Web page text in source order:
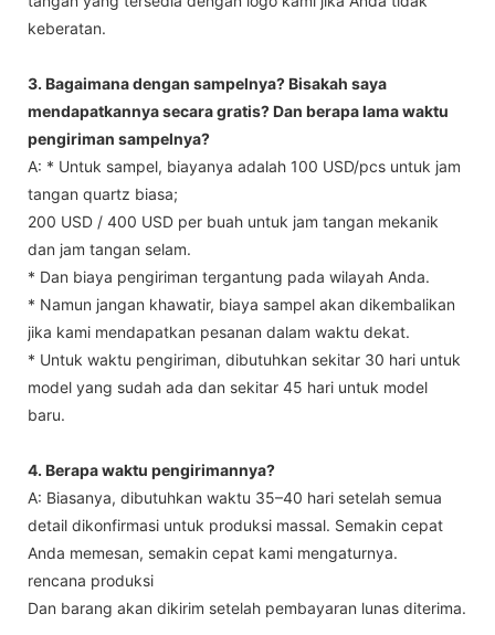
keberatan.
3. Bagaimana dengan sampelnya? Bisakah saya
mendapatkannya secara gratis? Dan berapa lama waktu
pengiriman sampelnya?
A: * Untuk sampel, biayanya adalah 100 USD/pcs untuk jam
tangan quartz biasa;
200 USD / 400 USD per buah untuk jam tangan mekanik
dan jam tangan selam.
* Dan biaya pengiriman tergantung pada wilayah Anda.
* Namun jangan khawatir, biaya sampel akan dikembalikan
jika kami mendapatkan pesanan dalam waktu dekat.
* Untuk waktu pengiriman, dibutuhkan sekitar 30 hari untuk
model yang sudah ada dan sekitar 45 hari untuk model
baru.
4. Berapa waktu pengirimannya?
A: Biasanya, dibutuhkan waktu 35–40 hari setelah semua
detail dikonfirmasi untuk produksi massal. Semakin cepat
Anda memesan, semakin cepat kami mengaturnya.
rencana produksi
Dan barang akan dikirim setelah pembayaran lunas diterima.